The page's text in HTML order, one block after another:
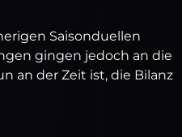
Saisonduellen
gingen jedoch an die
an der Zeit ist, die Bilanz